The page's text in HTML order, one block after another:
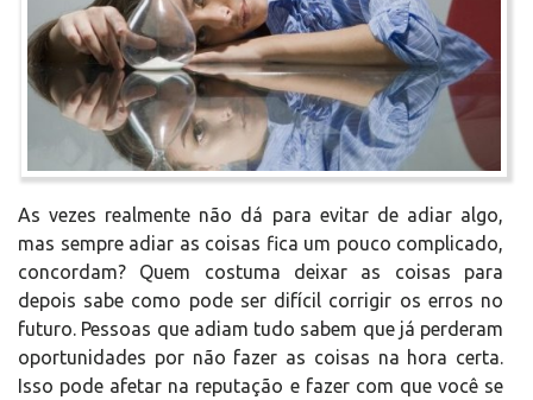
As vezes realmente não dá para evitar de adiar algo,
mas sempre adiar as coisas fica um pouco complicado,
concordam? Quem costuma deixar as coisas para
depois sabe como pode ser difícil corrigir os erros no
futuro. Pessoas que adiam tudo sabem que já perderam
oportunidades por não fazer as coisas na hora certa.
Isso pode afetar na reputação e fazer com que você se